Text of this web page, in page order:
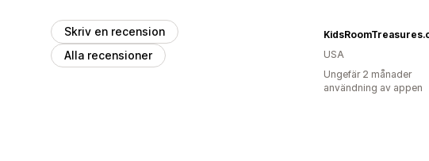
Skriv en recension
Alla recensioner
USA
Ungefär 2 månader
användning av appen